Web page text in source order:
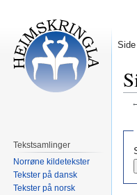
Side
Tekstsamlinger
Norrøne kildetekster
Tekster på dansk
Tekster på norsk